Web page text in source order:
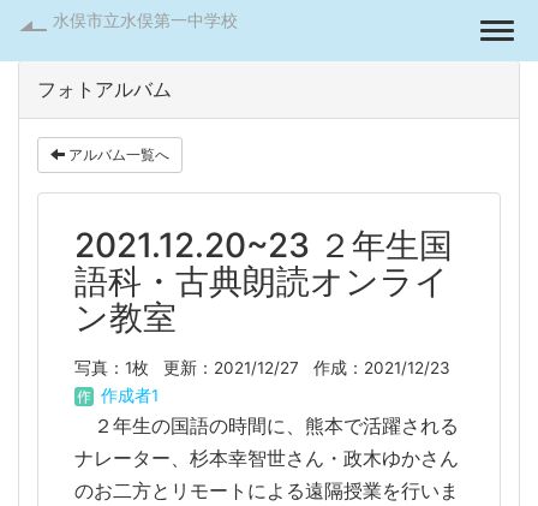
水俣市立水俣第一中学校
フォトアルバム
アルバム一覧へ
2021.12.20~23 ２年生国
語科・古典朗読オンライ
ン教室
写真：1枚 更新：2021/12/27
作成：2021/12/23
作成者1
２年生の国語の時間に、熊本で活躍される
ナレーター、杉本幸智世さん・政木ゆかさん
のお二方とリモートによる遠隔授業を行いま